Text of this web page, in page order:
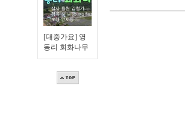
[대중가요] 영
동리 회화나무